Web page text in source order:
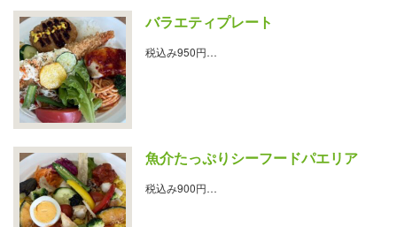
バラエティプレート
税込み950円…
魚介たっぷりシーフードパエリア
税込み900円…